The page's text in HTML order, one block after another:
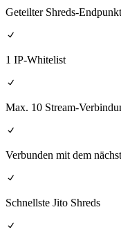
Geteilter Shreds-Endpunkt
1 IP-Whitelist
Max. 10 Stream-
Verbunden mit dem
Schnellste Jito Shreds